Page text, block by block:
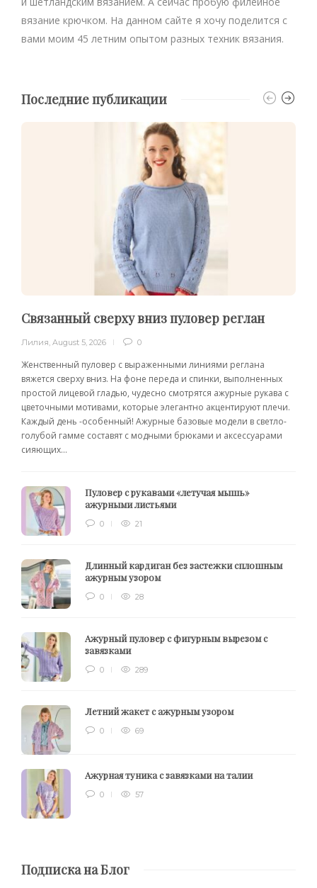
вязание крючком. На данном сайте я хочу поделится с
вами моим 45 летним опытом разных техник вязания.
Последние публикации
Связанный сверху вниз пуловер реглан
Лилия, August 5, 2026 0
Женственный пуловер с выраженными линиями реглана
вяжется сверху вниз. На фоне переда и спинки, выполненных
простой лицевой гладью, чудесно смотрятся ажурные рукава с
цветочными мотивами, которые элегантно акцентируют плечи.
Каждый день -особенный! Ажурные базовые модели в светло-
голубой гамме составят с модными брюками и аксессуарами
сияющих...
Пуловер с рукавами «летучая мышь»
ажурными листьями
0 21
Длинный кардиган без застежки сплошным
ажурным узором
0 28
Ажурный пуловер с фигурным вырезом с
завязками
0 289
Летний жакет с ажурным узором
0 69
Ажурная туника с завязками на талии
0 57
Подписка на Блог